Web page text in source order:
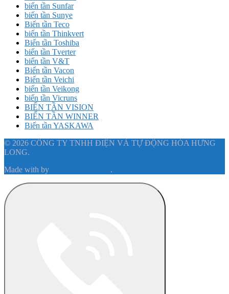
biến tần Sunfar
biến tần Sunye
Biến tần Teco
biến tần Thinkvert
Biến tần Toshiba
biến tần Tverter
biến tần V&T
Biến tần Vacon
Biến tần Veichi
biến tần Veikong
biến tần Vicruns
BIẾN TẦN VISION
BIẾN TẦN WINNER
Biến tần YASKAWA
© 2026 CÔNG TY TNHH ĐIỆN VÀ TỰ ĐỘNG HÓA HƯNG
LONG.
Made with by .